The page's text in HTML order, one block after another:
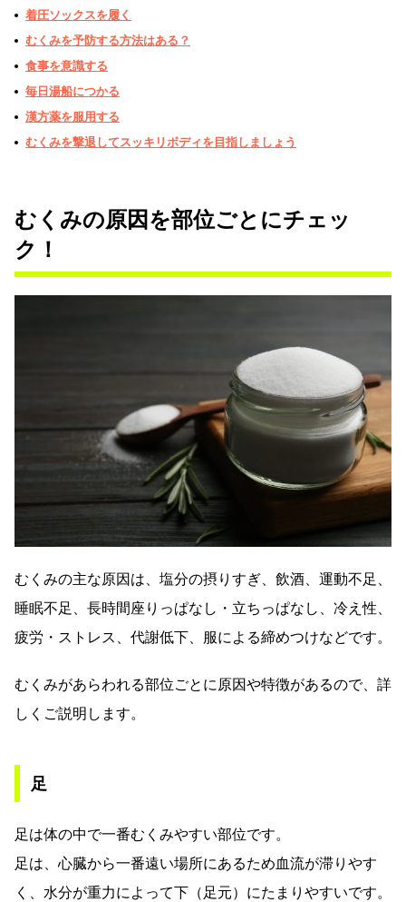
着圧ソックスを履く
むくみを予防する方法はある？
食事を意識する
毎日湯船につかる
漢方薬を服用する
むくみを撃退してスッキリボディを目指しましょう
むくみの原因を部位ごとにチェッ
ク！
むくみの主な原因は、塩分の摂りすぎ、飲酒、運動不足、
睡眠不足、長時間座りっぱなし・立ちっぱなし、冷え性、
疲労・ストレス、代謝低下、服による締めつけなどです。
むくみがあらわれる部位ごとに原因や特徴があるので、詳
しくご説明します。
足
足は体の中で一番むくみやすい部位です。
足は、心臓から一番遠い場所にあるため血流が滞りやす
く、水分が重力によって下（足元）にたまりやすいです。